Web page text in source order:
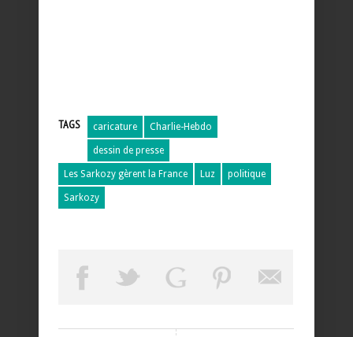
TAGS caricature Charlie-Hebdo
dessin de presse
Les Sarkozy gèrent la France Luz politique
Sarkozy